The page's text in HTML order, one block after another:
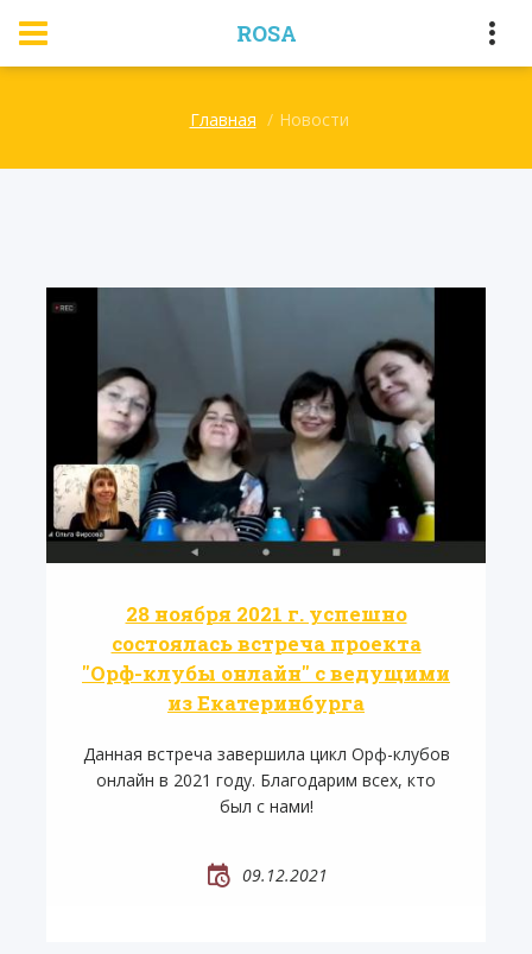
ROSA
Главная Новости
28 ноября 2021 г. успешно
состоялась встреча проекта
"Орф-клубы онлайн" с ведущими
из Екатеринбурга
Данная встреча завершила цикл Орф-клубов
онлайн в 2021 году. Благодарим всех, кто
был с нами!
09.12.2021